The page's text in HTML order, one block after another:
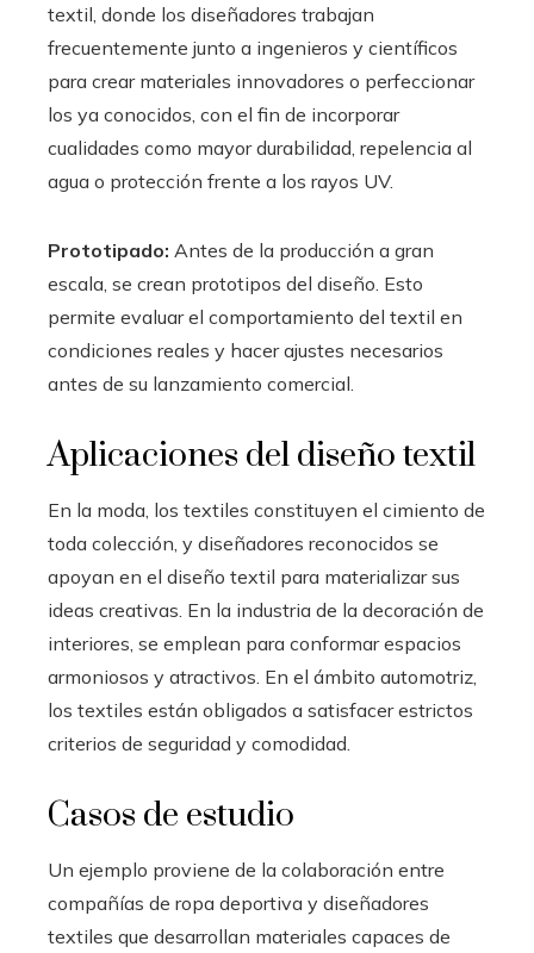
textil, donde los diseñadores trabajan
frecuentemente junto a ingenieros y científicos
para crear materiales innovadores o perfeccionar
los ya conocidos, con el fin de incorporar
cualidades como mayor durabilidad, repelencia al
agua o protección frente a los rayos UV.
Prototipado: Antes de la producción a gran
escala, se crean prototipos del diseño. Esto
permite evaluar el comportamiento del textil en
condiciones reales y hacer ajustes necesarios
antes de su lanzamiento comercial.
Aplicaciones del diseño textil
En la moda, los textiles constituyen el cimiento de
toda colección, y diseñadores reconocidos se
apoyan en el diseño textil para materializar sus
ideas creativas. En la industria de la decoración de
interiores, se emplean para conformar espacios
armoniosos y atractivos. En el ámbito automotriz,
los textiles están obligados a satisfacer estrictos
criterios de seguridad y comodidad.
Casos de estudio
Un ejemplo proviene de la colaboración entre
compañías de ropa deportiva y diseñadores
textiles que desarrollan materiales capaces de